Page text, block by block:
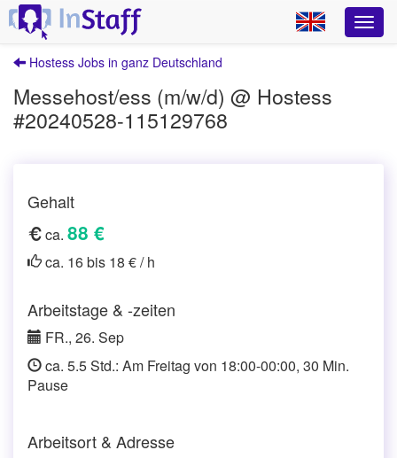
Hostess Jobs in ganz Deutschland
Messehost/ess (m/w/d) @ Hostess
#20240528-115129768
Gehalt
ca. 88 €
ca. 16 bis 18 € / h
Arbeitstage & -zeiten
FR., 26. Sep
ca. 5.5 Std.: Am Freitag von 18:00-00:00, 30 Min.
Pause
Arbeitsort & Adresse